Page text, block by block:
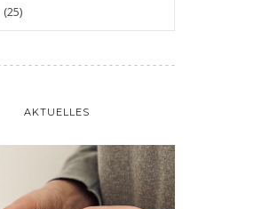
AKTUELLES